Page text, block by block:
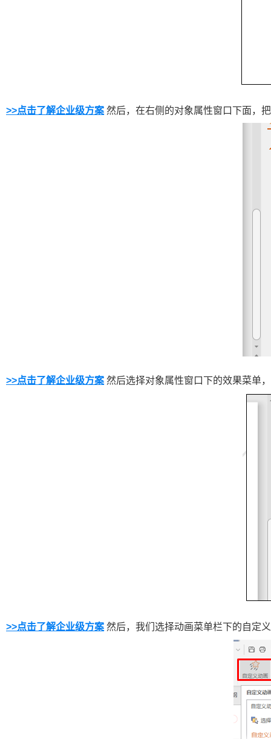
>>点击了解企业级方案 然后，在右侧的对象属性窗口下面，
>>点击了解企业级方案 然后选择对象属性窗口下的效果菜单
>>点击了解企业级方案 然后，我们选择动画菜单栏下的自定